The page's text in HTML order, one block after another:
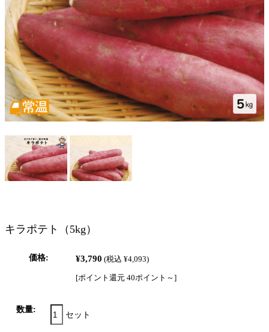
キラポテト（5kg）
価格: ¥3,790 (税込 ¥4,093)
[ポイント還元 40ポイント～]
数量:
セット